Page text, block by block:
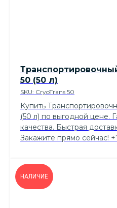
50 (50 л)
SKU: CryoTrans 50
Купить
(50 л) по выгодной цене.
качества. Быстрая
Закажите прямо сейчас!
НАЛИЧИЕ